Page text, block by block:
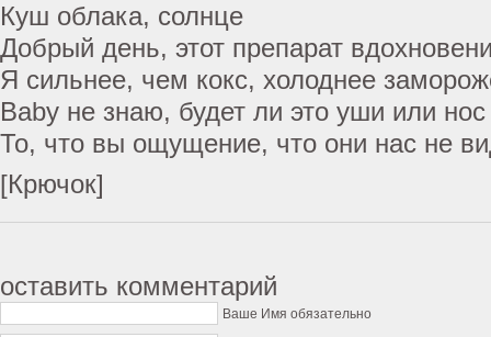
Куш облака, солнце
Добрый день, этот препарат
Я сильнее, чем кокс, холоднее
Baby не знаю, будет ли это уши или нос
То, что вы ощущение, что они нас не
[Крючок]
оставить комментарий
Ваше Имя обязательно